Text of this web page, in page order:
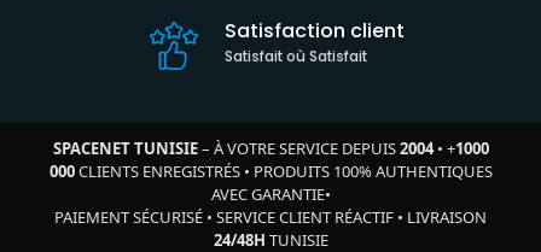
Satisfaction client
Satisfait où Satisfait
SPACENET TUNISIE– À VOTRE SERVICE DEPUIS2004• +1000
000CLIENTS ENREGISTRÉS• PRODUITS 100% AUTHENTIQUES
AVEC GARANTIE•
PAIEMENT SÉCURISÉ • SERVICE CLIENT RÉACTIF • LIVRAISON
24/48H TUNISIE